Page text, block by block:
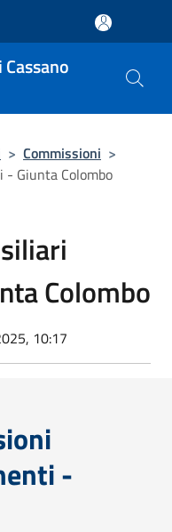
> Commissioni >
- Giunta Colombo
Colombo
10:17
-